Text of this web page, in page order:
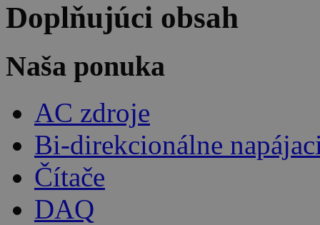
Doplňujúci obsah
Naša ponuka
AC zdroje
Bi-direkcionálne
Čítače
DAQ